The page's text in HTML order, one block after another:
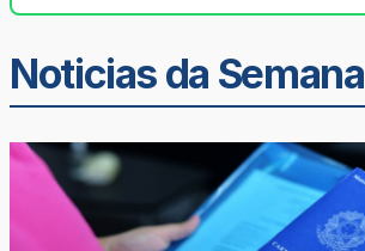
Noticias da Semana